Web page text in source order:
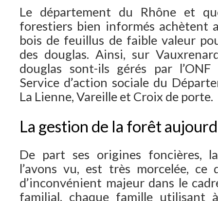
Le département du Rhône et
forestiers bien informés achètent
bois de feuillus de faible valeur
des douglas. Ainsi, sur
douglas sont-ils gérés par
Service d’action sociale du
La Lienne, Vareille et Croix de porte.
La gestion de la forêt
De part ses origines foncières,
l’avons vu, est très morcelée, ce
d’inconvénient majeur dans le
familial, chaque famille utilisant